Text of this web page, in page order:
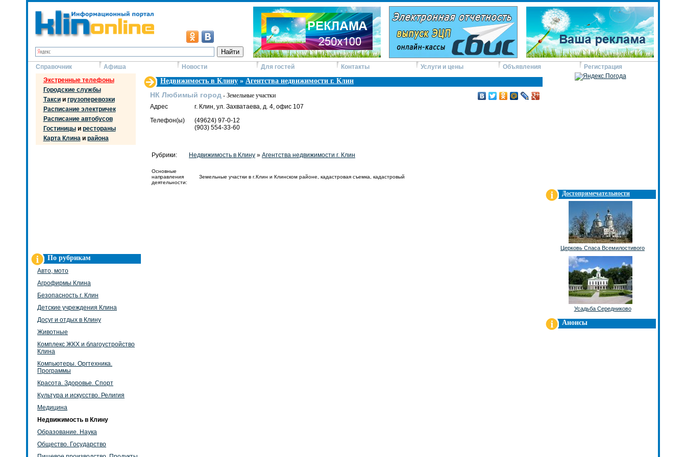
Справочник Афиша Новости Для гостей Контакты Услуги и цены Объявления
Регистрация
Экстренные телефоны
Городские службы
Таксии грузоперевозки
Расписание электричек
Расписание автобусов
Гостиницыи рестораны
Карта Клинаи района
По рубрикам
Авто, мото
Агрофирмы Клина
Безопасность г. Клин
Детские учреждения Клина
Досуг и отдых в Клину
Животные
Комплекс ЖКХ и благоустройство
Клина
Компьютеры. Оргтехника.
Программы
Красота. Здоровье. Спорт
Культура и искусство. Религия
Медицина
Недвижимость в Клину
Образование. Наука
Общество. Государство
Недвижимость в Клину » Агентства недвижимости г. Клин
НК Любимый город - Земельные участки
Адрес
г. Клин, ул. Захватаева, д. 4, офис 107
Телефон(ы)
(49624) 97-0-12
(903) 554-33-60
Рубрики: Недвижимость в Клину » Агентства недвижимости г. Клин
Основные
направления
деятельности:
Земельные участки в г.Клин и Клинском районе, кадастровая съемка, кадастровый
Достопримечательности
Церковь Спаса Всемилостивого
Усадьба Середниково
Анонсы